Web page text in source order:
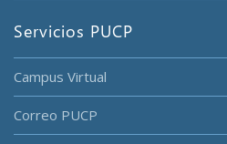
Servicios PUCP
Campus Virtual
Correo PUCP